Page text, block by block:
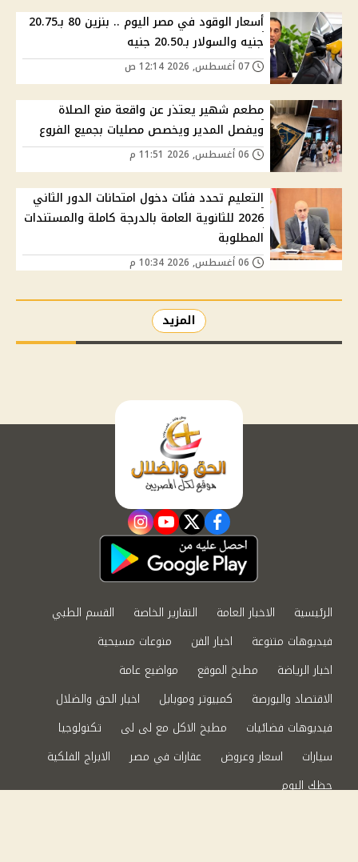
أسعار الوقود في مصر اليوم .. بنزين 80 بـ20.75
جنيه والسولار بـ20.50 جنيه
مطعم شهير يعتذر عن واقعة منع الصلاة
ويفصل المدير ويخصص مصليات بجميع الفروع
التعليم تحدد فئات دخول امتحانات الدور الثاني
2026 للثانوية العامة بالدرجة كاملة والمستندات
المطلوبة
المزيد
facebook
twitter
youtube
instagram
الرئيسية الاخبار العامة التقارير الخاصة
القسم الطبي
فيديوهات متنوعة
اخبار الفن
منوعات مسيحية
اخبار الرياضة
مطبخ الموقع
مواضيع عامة
الاقتصاد والبورصة
كمبيوتر وموبايل
اخبار الحق والضلال
فيديوهات فضائيات
مطبخ الاكل مع لى لى
تكنولوجيا
سيارات
اسعار وعروض عقارات في مصر
الابراج الفلكية
حظك اليوم